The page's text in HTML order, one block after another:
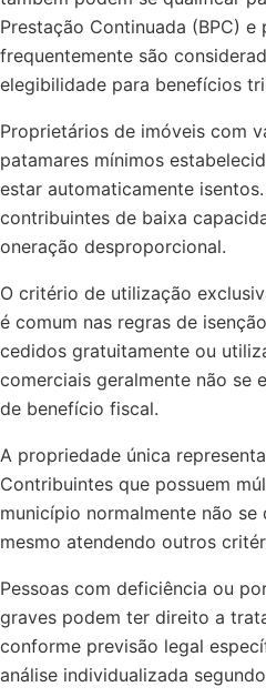
Prestação Continuada (BPC) e
frequentemente são
elegibilidade para benefícios
Proprietários de imóveis com
patamares mínimos
estar automaticamente
contribuintes de baixa
oneração desproporcional.
O critério de utilização
é comum nas regras de
cedidos gratuitamente ou
comerciais geralmente não se
de benefício fiscal.
A propriedade única
Contribuintes que possuem
município normalmente não se
mesmo atendendo outros
Pessoas com deficiência ou
graves podem ter direito a
conforme previsão legal
análise individualizada